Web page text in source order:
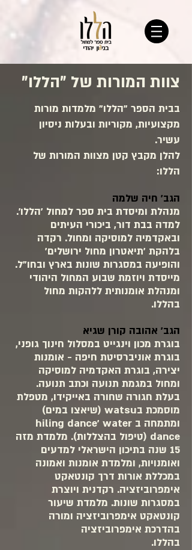
צוות המורות של "הללו"
בבית הספר "הללו" מלמדות מורות
מקצועיות, מקוריות ובעלות ניסיון
עשיר.
להלן מקבץ קטן מצוות המורות של
הללו:
הגב' חיה שלמה
מנהלת ומיסדת בית ספר למחול 'הללו'.
למדה בבת דור, ביכורי העיתים
ובאקדמיה למוסיקה ומחול. רקדה
בלהקת 'תיאטרון מחול ירושלים'
והופיעה במסגרות שונות בארץ ובחו"ל.
מייסדת ויוזמת שבוע המחול היהודי
ומנהלת אומנותית ללהקות מחול
בהללו.
​הגב' אהובה קורן שגיא
בוגרת מכון וינגייט במסלול חינוך גופני,
בוגרת אוניברסיטת חיפה - אומנות
יצירה, בוגרת האקדמיה למוסיקה
ומחול במגמת תנועה וכתב תנועה.
בעלת חגורה שחורה באייקידו, מטפלת
מוסמכת בwatsu (שיאצו במים)
ומתמחה ב hiling dance' water
dance (טיפול בהצללות). מלמדת מזה
15 שנה בתיכון הישראלי למדעים
ואומנויות, ומלמדת אומנות ואמונה
במכללת אורות דרך קונטאקט
אימפרוביזציה. רקדנית ויוצרת
במסגרות שונות. מלמדת שיעור
קונטאקט אימפרוביזציה ומורה
בהדרכת אימפרוביזציה
בהללו​.